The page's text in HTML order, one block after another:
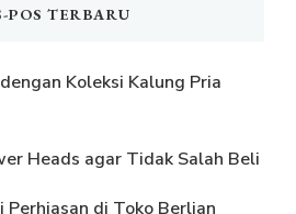
POS TERBARU
Koleksi Kalung Pria
Heads agar Tidak Salah Beli
Perhiasan di Toko Berlian